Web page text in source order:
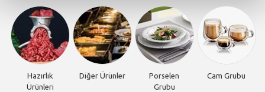
Hazırlık
Ürünleri
Diğer Ürünler
Porselen
Grubu
Cam Grubu